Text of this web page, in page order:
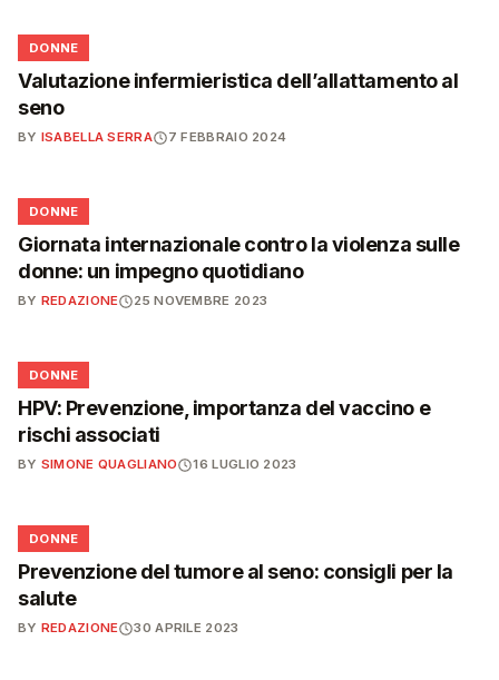
🌸
DONNE
Valutazione infermieristica dell’allattamento al
seno
BY ISABELLA SERRA 7 FEBBRAIO 2024
🌸
DONNE
Giornata internazionale contro la violenza sulle
donne: un impegno quotidiano
BY REDAZIONE 25 NOVEMBRE 2023
🌸
DONNE
HPV: Prevenzione, importanza del vaccino e
rischi associati
BY SIMONE QUAGLIANO 16 LUGLIO 2023
🌸
DONNE
Prevenzione del tumore al seno: consigli per la
salute
BY REDAZIONE 30 APRILE 2023